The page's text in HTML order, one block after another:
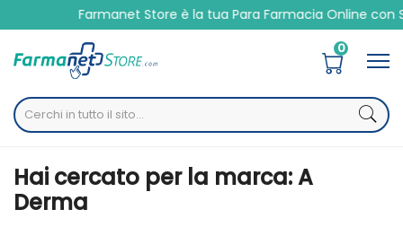
Farmanet Store è la tua Para Farmacia Online con
0
Home Marche parafarmaci A Derma
Hai cercato per la marca: A
Derma